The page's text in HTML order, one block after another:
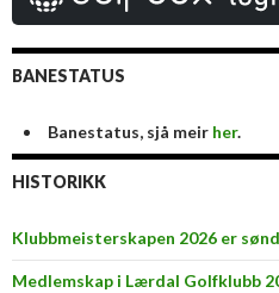
BANESTATUS
Banestatus, sjå meir her.
HISTORIKK
Klubbmeisterskapen 2026 er
Medlemskap i Lærdal Golfklubb